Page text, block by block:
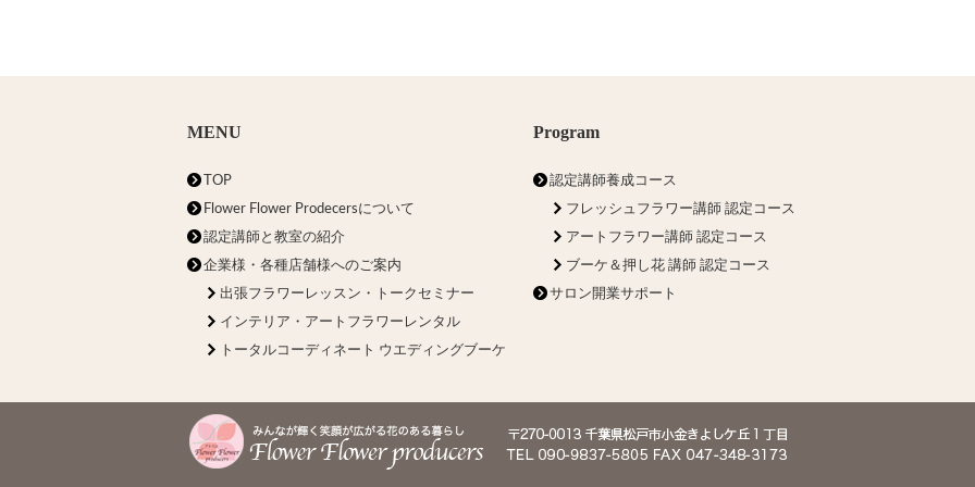
MENU
TOP
Flower Flower Prodecersについて
認定講師と教室の紹介
企業様・各種店舗様へのご案内
出張フラワーレッスン・トークセミナー
インテリア・アートフラワーレンタル
トータルコーディネート ウエディングブーケ
Program
認定講師養成コース
フレッシュフラワー講師 認定コース
アートフラワー講師 認定コース
ブーケ＆押し花 講師 認定コース
サロン開業サポート